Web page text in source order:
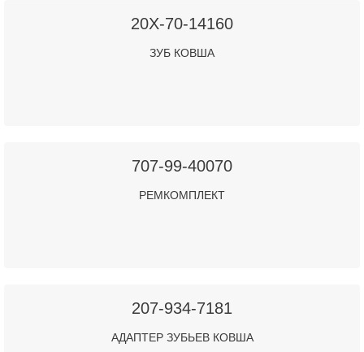
20X-70-14160
ЗУБ КОВША
707-99-40070
РЕМКОМПЛЕКТ
207-934-7181
АДАПТЕР ЗУБЬЕВ КОВША